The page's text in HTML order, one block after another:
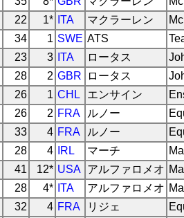
22 1* ITA マクラーレン
34 1 SWE ATS
23 3 ITA ロータス
28 2 GBR ロータス
26 1 CHL エンサイン
26 2 FRA ルノー
33 4 FRA ルノー
28 4 IRL マーチ
41 12* USA アルファロメオ
28 4* ITA アルファロメオ
32 4 FRA リジェ